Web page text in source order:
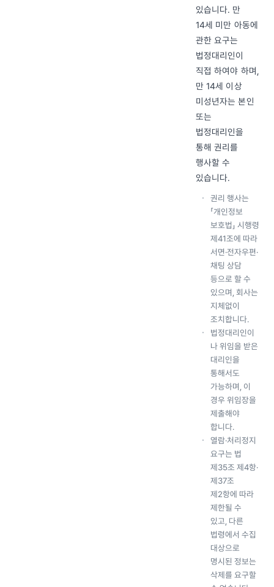
있습니다. 만
14세 미만 아동에
관한 요구는
법정대리인이
직접 하여야 하며,
만 14세 이상
미성년자는 본인
또는
법정대리인을
통해 권리를
행사할 수
있습니다.
권리 행사는
「개인정보
보호법」 시행령
제41조에 따라
서면·전자우편·
채팅 상담
등으로 할 수
있으며, 회사는
지체없이
조치합니다.
법정대리인이
나 위임을 받은
대리인을
통해서도
가능하며, 이
경우 위임장을
제출해야
합니다.
열람·처리정지
요구는 법
제35조 제4항·
제37조
제2항에 따라
제한될 수
있고, 다른
법령에서 수집
대상으로
명시된 정보는
삭제를 요구할